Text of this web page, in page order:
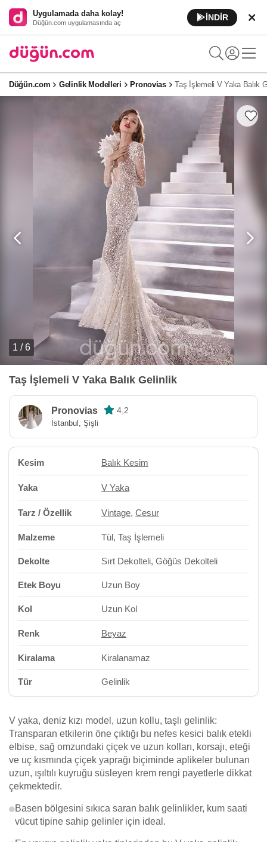
Uygulamada daha kolay!
Düğün.com uygulamasında aç
İNDİR
Düğün.com Gelinlik Modelleri Pronovias Taş İşlemeli V Yaka Balık
1 / 6
Taş İşlemeli V Yaka Balık Gelinlik
Pronovias 4,2
İstanbul, Şişli
Kesim Balık Kesim
Yaka V Yaka
Tarz / Özellik Vintage, Cesur
Malzeme Tül, Taş İşlemeli
Dekolte Sırt Dekolteli, Göğüs Dekolteli
Etek Boyu Uzun Boy
Kol Uzun Kol
Renk Beyaz
Kiralama Kiralanamaz
Tür Gelinlik
V yaka, deniz kızı model, uzun kollu, taşlı gelinlik:
Transparan etkilerin öne çıktığı bu nefes kesici balık etekli
elbise, sağ omzundaki çiçek ve uzun kolları, korsajı, eteği
ve uç kısmında çiçek yaprağı biçiminde aplikeler bulunan
uzun, ışıltılı kuyruğu süsleyen krem rengi payetlerle dikkat
çekmektedir.
Basen bölgesini sıkıca saran balık gelinlikler, kum saati
vücut tipine sahip gelinler için ideal.